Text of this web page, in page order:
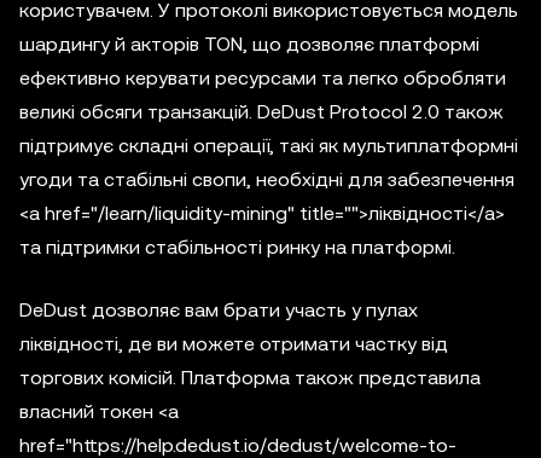
користувачем. У протоколі використовується модель
шардингу й акторів TON, що дозволяє платформі
ефективно керувати ресурсами та легко обробляти
великі обсяги транзакцій. DeDust Protocol 2.0 також
підтримує складні операції, такі як мультиплатформні
угоди та стабільні свопи, необхідні для забезпечення
<a href="/learn/liquidity-mining" title="">ліквідності</a>
та підтримки стабільності ринку на платформі.
DeDust дозволяє вам брати участь у пулах
ліквідності, де ви можете отримати частку від
торгових комісій. Платформа також представила
власний токен <a
href="https://help.dedust.io/dedust/welcome-to-